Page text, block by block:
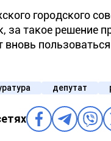
городского
за такое решение
вновь пользоваться
депутат